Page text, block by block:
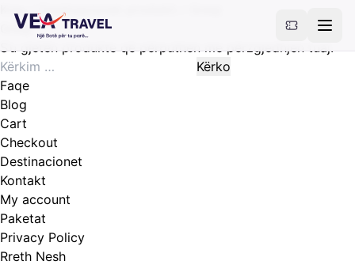
Kreu/ Destinacionet produkti / Greqi
Greqi
S’u gjetën produkte që përputhen me përzgjedhjen tuaj.
Kërko
për:
Faqe
Blog
Cart
Checkout
Destinacionet
Kontakt
My account
Paketat
Privacy Policy
Rreth Nesh